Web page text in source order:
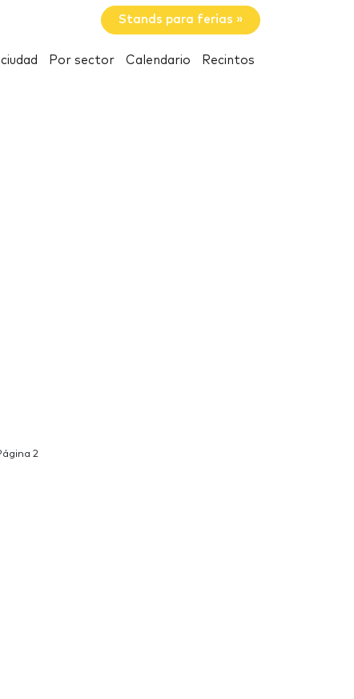
Stands para ferias »
Por sector Calendario Recintos
2